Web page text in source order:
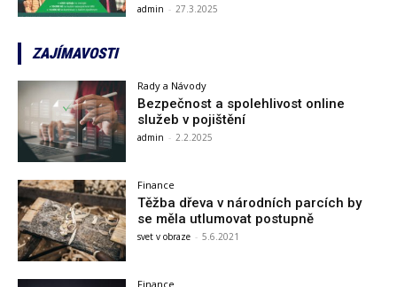
admin - 27.3.2025
ZAJÍMAVOSTI
Rady a Návody
Bezpečnost a spolehlivost online
služeb v pojištění
admin - 2.2.2025
Finance
Těžba dřeva v národních parcích by
se měla utlumovat postupně
svet v obraze - 5.6.2021
Finance